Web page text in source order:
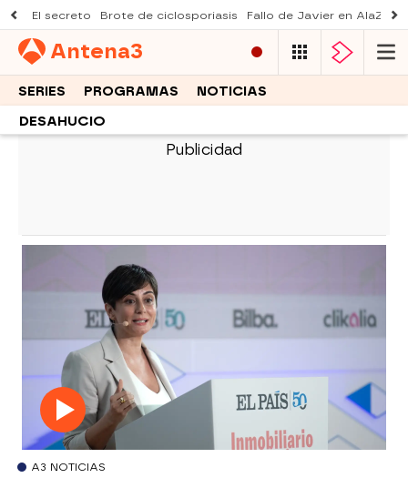
El secreto Brote de ciclosporiasis Fallo de Javier en AlaZ
Antena3
SERIES PROGRAMAS NOTICIAS
DESAHUCIO
A3 NOTICIAS